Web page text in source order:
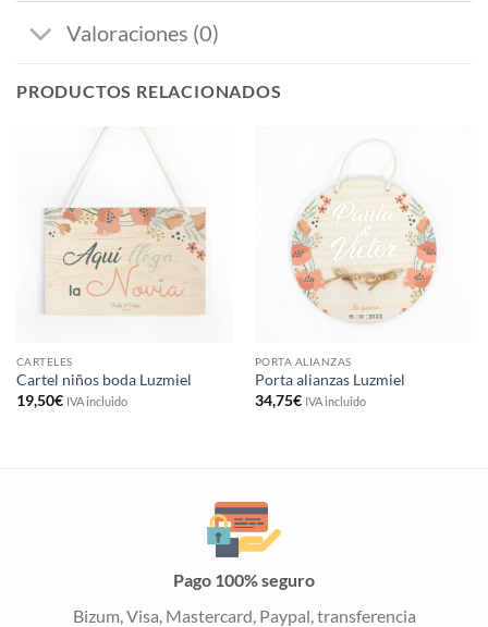
Valoraciones (0)
PRODUCTOS RELACIONADOS
CARTELES
Cartel niños boda Luzmiel
19,50€ IVA incluido
PORTA ALIANZAS
Porta alianzas Luzmiel
34,75€ IVA incluido
Pago 100% seguro
Bizum, Visa, Mastercard, Paypal, transferencia